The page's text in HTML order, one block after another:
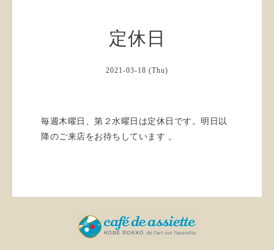
定休日
2021-03-18 (Thu)
毎週木曜日、第２水曜日は定休日です。明日以
降のご来店をお待ちしています 。